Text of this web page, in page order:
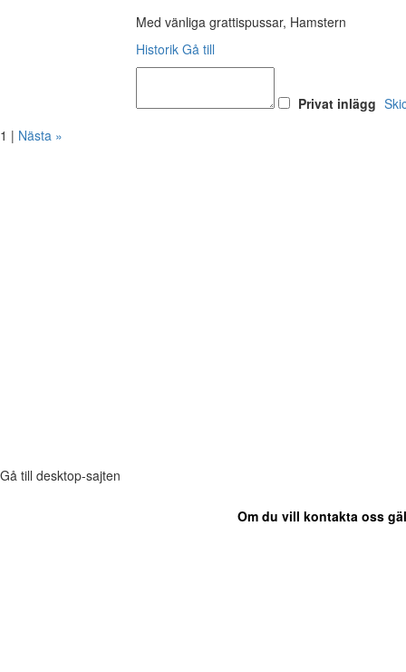
Med vänliga grattispussar, Hamstern
Historik Gå till
Privat inlägg
1 | Nästa »
Gå till desktop-sajten
Om du vill kontakta oss